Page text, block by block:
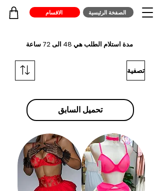
الصفخة الرئيسية الاقسام
مدة استلام الطلب هي 48 الى 72 ساعة
تصفية
تحميل السابق